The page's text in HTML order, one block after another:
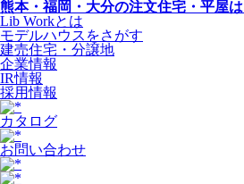
熊本・福岡・大分の注文住宅・平屋
Lib Workとは
モデルハウスをさがす
建売住宅・分譲地
企業情報
IR情報
採用情報
カタログ
お問い合わせ